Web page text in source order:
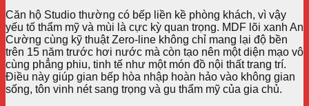
Căn hộ Studio thường có bếp liền kề phòng khách, vì vậy
yếu tố thẩm mỹ và mùi là cực kỳ quan trọng. MDF lõi xanh An
Cường cùng kỹ thuật Zero-line không chỉ mang lại độ bền
trên 15 năm trước hơi nước mà còn tạo nên một diện mạo vô
cùng phẳng phiu, tinh tế như một món đồ nội thất trang trí.
Điều này giúp gian bếp hòa nhập hoàn hảo vào không gian
sống, tôn vinh nét sang trọng và gu thẩm mỹ của gia chủ.